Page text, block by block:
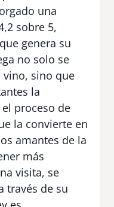
una
sobre 5,
genera su
no solo se
vino, sino que
la
proceso de
la convierte en
amantes de la
más
visita, se
través de su